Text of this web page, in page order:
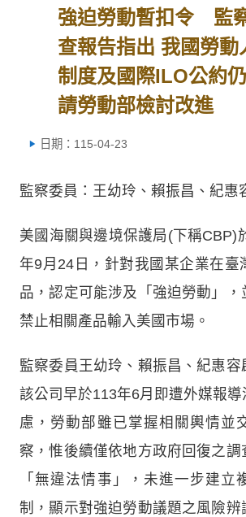
強迫勞動暫扣令 監
查報告指出 我國勞動
制度及國際ILO公約
請勞動部檢討改進
日期：115-04-23
監察委員：王幼玲、賴振昌、紀惠
美國海關與邊境保護局(下稱CBP)
年9月24日，針對我國某企業在臺
品，認定可能涉及「強迫勞動」，
禁止相關產品輸入美國市場。
監察委員王幼玲、賴振昌、紀惠容
該公司早於113年6月即遭外媒報
慮，勞動部雖已掌握相關輿情並
察，惟後續僅依地方政府回復之調
「無違法情事」，未進一步建立
制，顯示對強迫勞動議題之風險辨